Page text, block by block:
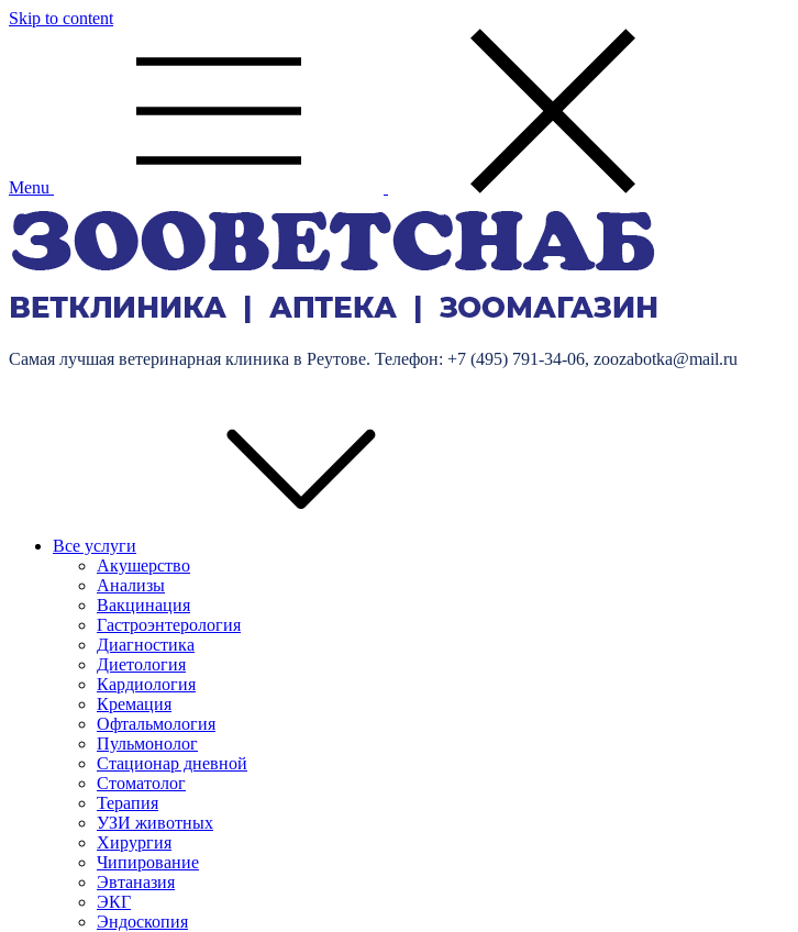
Skip to content
Menu
Самая лучшая ветеринарная клиника в Реутове. Телефон: +7 (495) 791-34-06, zoozabotka@mail.ru
Все услуги
Акушерство
Анализы
Вакцинация
Гастроэнтерология
Диагностика
Диетология
Кардиология
Кремация
Офтальмология
Пульмонолог
Стационар дневной
Стоматолог
Терапия
УЗИ животных
Хирургия
Чипирование
Эвтаназия
ЭКГ
Эндоскопия